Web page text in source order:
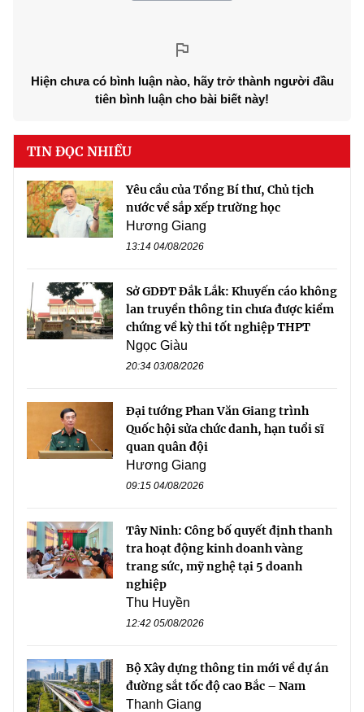
Hiện chưa có bình luận nào, hãy trở thành người đầu
tiên bình luận cho bài biết này!
TIN ĐỌC NHIỀU
Yêu cầu của Tổng Bí thư, Chủ tịch
nước về sắp xếp trường học
Hương Giang
13:14 04/08/2026
Sở GDĐT Đắk Lắk: Khuyến cáo không
lan truyền thông tin chưa được kiểm
chứng về kỳ thi tốt nghiệp THPT
Ngọc Giàu
20:34 03/08/2026
Đại tướng Phan Văn Giang trình
Quốc hội sửa chức danh, hạn tuổi sĩ
quan quân đội
Hương Giang
09:15 04/08/2026
Tây Ninh: Công bố quyết định thanh
tra hoạt động kinh doanh vàng
trang sức, mỹ nghệ tại 5 doanh
nghiệp
Thu Huyền
12:42 05/08/2026
Bộ Xây dựng thông tin mới về dự án
đường sắt tốc độ cao Bắc – Nam
Thanh Giang